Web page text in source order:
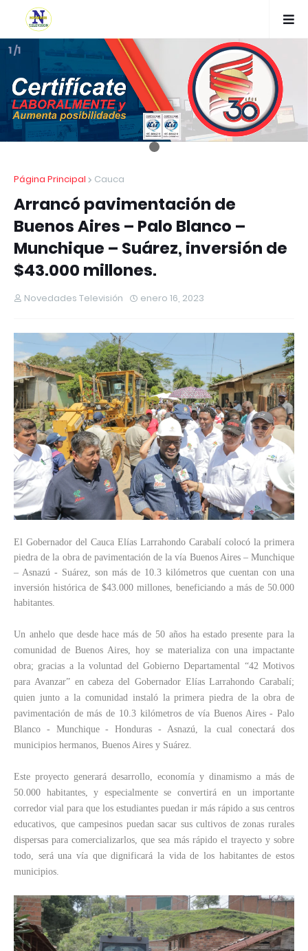
1 /1
Página Principal Cauca
Arrancó pavimentación de
Buenos Aires – Palo Blanco –
Munchique – Suárez, inversión de
$43.000 millones.
Novedades Televisión enero 16, 2023
El Gobernador del Cauca Elías Larrahondo Carabalí colocó la primera
piedra de la obra de pavimentación de la vía Buenos Aires – Munchique
– Asnazú - Suárez, son más de 10.3 kilómetros que cuentan con una
inversión histórica de $43.000 millones, beneficiando a más de 50.000
habitantes.
Un anhelo que desde hace más de 50 años ha estado presente para la
comunidad de Buenos Aires, hoy se materializa con una impactante
obra; gracias a la voluntad del Gobierno Departamental “42 Motivos
para Avanzar” en cabeza del Gobernador Elías Larrahondo Carabalí;
quien junto a la comunidad instaló la primera piedra de la obra de
pavimentación de más de 10.3 kilómetros de vía Buenos Aires - Palo
Blanco - Munchique - Honduras - Asnazú, la cual conectará dos
municipios hermanos, Buenos Aires y Suárez.
Este proyecto generará desarrollo, economía y dinamismo a más de
50.000 habitantes, y especialmente se convertirá en un importante
corredor vial para que los estudiantes puedan ir más rápido a sus centros
educativos, que campesinos puedan sacar sus cultivos de zonas rurales
dispersas para comercializarlos, que sea más rápido el trayecto y sobre
todo, será una vía que dignificará la vida de los habitantes de estos
municipios.